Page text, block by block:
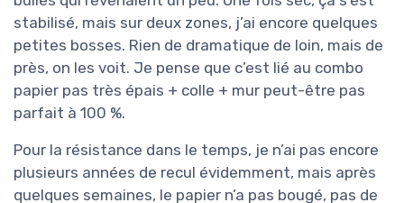
stabilisé, mais sur deux zones, j’ai encore quelques
petites bosses. Rien de dramatique de loin, mais de
près, on les voit. Je pense que c’est lié au combo
papier pas très épais + colle + mur peut-être pas
parfait à 100 %.
Pour la résistance dans le temps, je n’ai pas encore
plusieurs années de recul évidemment, mais après
quelques semaines, le papier n’a pas bougé, pas de